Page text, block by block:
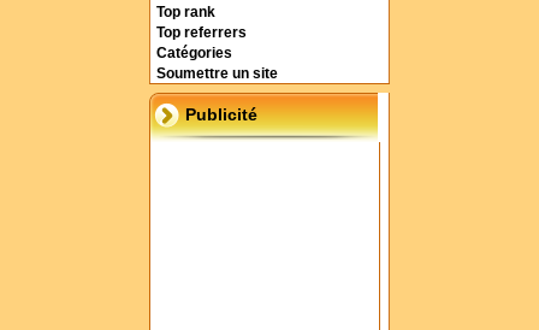
Top rank
Top referrers
Catégories
Soumettre un site
Publicité